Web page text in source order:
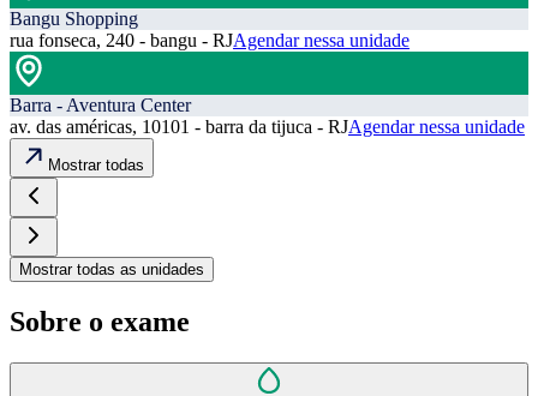
Bangu Shopping
rua fonseca, 240 - bangu - RJAgendar nessa unidade
Barra - Aventura Center
av. das américas, 10101 - barra da tijuca - RJAgendar nessa unidade
Mostrar todas
Mostrar todas as unidades
Sobre o exame